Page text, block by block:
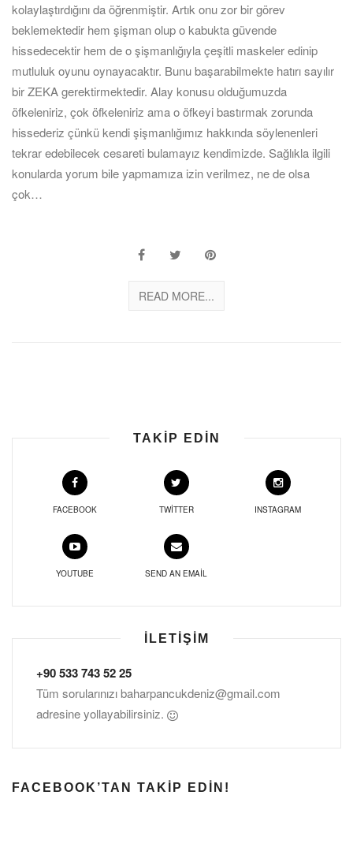
kolaylaştırdığını da öğrenmiştir. Artık onu zor bir görev
beklemektedir hem şişman olup o kabukta güvende
hissedecektir hem de o şişmanlığıyla çeşitli maskeler edinip
mutluluk oyunu oynayacaktır. Bunu başarabilmekte hatırı sayılır
bir ZEKA gerektirmektedir. Alay konusu olduğumuzda
öfkeleniriz, çok öfkeleniriz ama o öfkeyi bastırmak zorunda
hissederiz çünkü kendi şişmanlığımız hakkında söylenenleri
tekrar edebilecek cesareti bulamayız kendimizde. Sağlıkla ilgili
konularda yorum bile yapmamıza izin verilmez, ne de olsa
çok…
READ MORE...
TAKIP EDIN
FACEBOOK TWITTER INSTAGRAM
YOUTUBE SEND AN EMAIL
İLETIŞIM
+90 533 743 52 25
Tüm sorularınızıbaharpancukdeniz@gmail.com
adresine yollayabilirsiniz.
FACEBOOK’TAN TAKIP EDIN!